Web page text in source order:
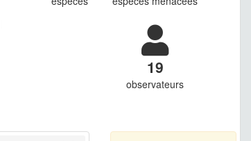
19
observateurs